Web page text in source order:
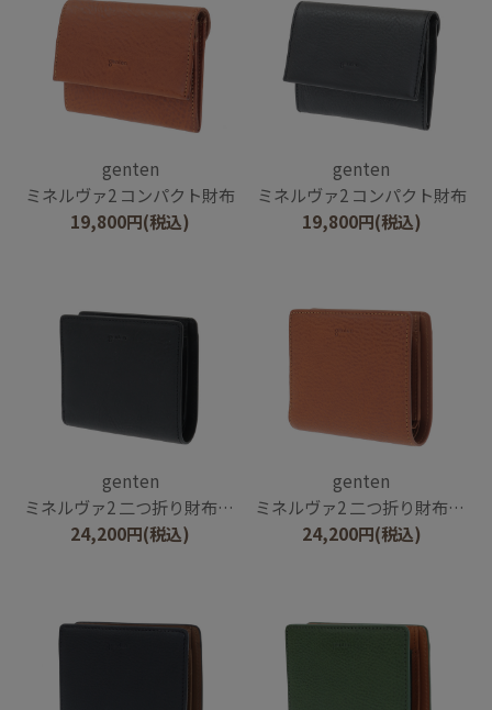
genten
ミネルヴァ2 コンパクト財布
19,800円(税込)
genten
ミネルヴァ2 コンパクト財布
19,800円(税込)
genten
ミネルヴァ2 二つ折り財布内Lファスナー
24,200円(税込)
genten
ミネルヴァ2 二つ折り財布内Lファスナー
24,200円(税込)